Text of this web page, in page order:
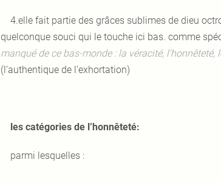
4.elle fait partie des grâces sublimes de dieu
quelconque souci qui le touche ici bas. comme
manqué de ce bas-monde : la véracité,
(l’authentique de l’exhortation)
les catégories de l’honnêteté:
parmi lesquelles :